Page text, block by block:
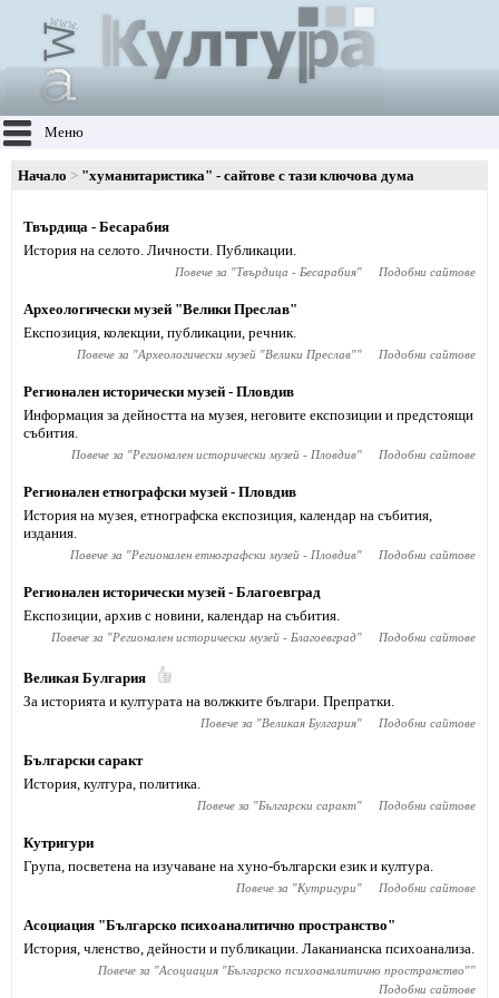
Меню
Начало "хуманитаристика" - сайтове с тази ключова дума
Твърдица - Бесарабия
История на селото. Личности. Публикации.
Повече за "Твърдица - Бесарабия" Подобни сайтове
Археологически музей "Велики Преслав"
Експозиция, колекции, публикации, речник.
Повече за "Археологически музей "Велики Преслав"" Подобни сайтове
Регионален исторически музей - Пловдив
Информация за дейността на музея, неговите експозиции и предстоящи
събития.
Повече за "Регионален исторически музей - Пловдив" Подобни сайтове
Регионален етнографски музей - Пловдив
История на музея, етнографска експозиция, календар на събития,
издания.
Повече за "Регионален етнографски музей - Пловдив" Подобни сайтове
Регионален исторически музей - Благоевград
Експозиции, архив с новини, календар на събития.
Повече за "Регионален исторически музей - Благоевград" Подобни сайтове
Великая Булгария
За историята и културата на волжките българи. Препратки.
Повече за "Великая Булгария" Подобни сайтове
Български саракт
История, култура, политика.
Повече за "Български саракт" Подобни сайтове
Кутригури
Група, посветена на изучаване на хуно-български език и култура.
Повече за "Кутригури" Подобни сайтове
Асоциация "Българско психоаналитично пространство"
История, членство, дейности и публикации. Лаканианска психоанализа.
Повече за "Асоциация "Българско психоаналитично пространство""
Подобни сайтове